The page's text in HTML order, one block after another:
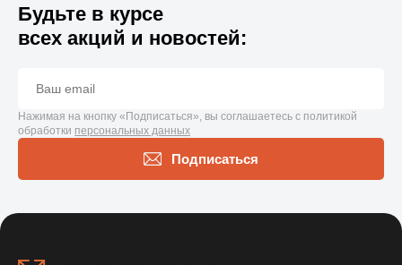
Будьте в курсе
всех акций и новостей:
Нажимая на кнопку «Подписаться», вы соглашаетесь с политикой
обработки персональных данных
Подписаться